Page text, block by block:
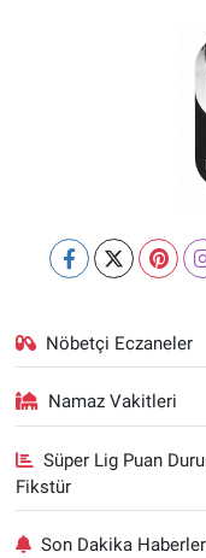
Nöbetçi Eczaneler
Namaz Vakitleri
Süper Lig Puan
Fikstür
Son Dakika